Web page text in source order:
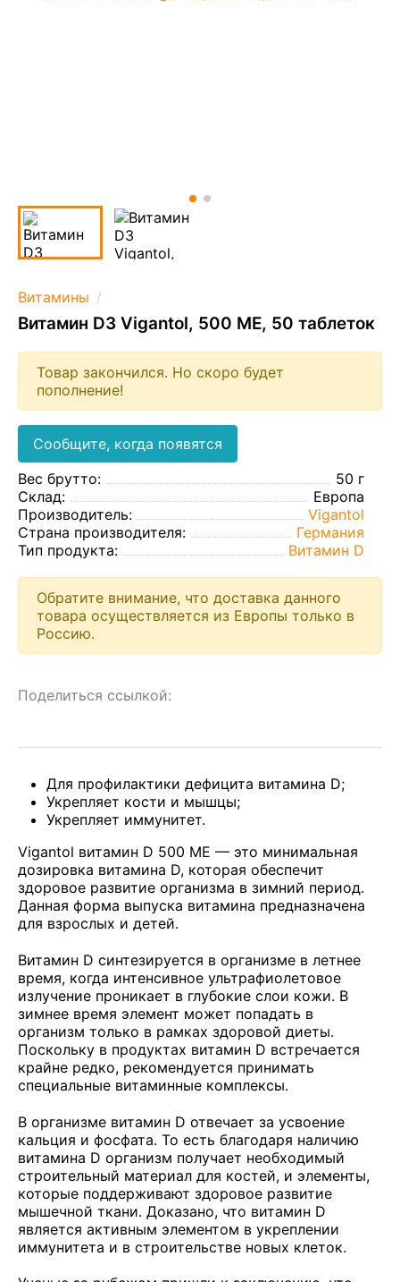
Витамины
Витамин D3 Vigantol, 500 МЕ, 50 таблеток
Товар закончился. Но скоро будет
пополнение!
Сообщите, когда появятся
Вес брутто:
50 г
Склад:
Европа
Производитель:
Vigantol
Страна производителя:
Германия
Тип продукта:
Витамин D
Обратите внимание, что доставка данного
товара осуществляется из Европы только в
Россию.
Поделиться ссылкой:
Для профилактики дефицита витамина D;
Укрепляет кости и мышцы;
Укрепляет иммунитет.
Vigantol витамин D 500 МЕ — это минимальная
дозировка витамина D, которая обеспечит
здоровое развитие организма в зимний период.
Данная форма выпуска витамина предназначена
для взрослых и детей.
Витамин D синтезируется в организме в летнее
время, когда интенсивное ультрафиолетовое
излучение проникает в глубокие слои кожи. В
зимнее время элемент может попадать в
организм только в рамках здоровой диеты.
Поскольку в продуктах витамин D встречается
крайне редко, рекомендуется принимать
специальные витаминные комплексы.
В организме витамин D отвечает за усвоение
кальция и фосфата. То есть благодаря наличию
витамина D организм получает необходимый
строительный материал для костей, и элементы,
которые поддерживают здоровое развитие
мышечной ткани. Доказано, что витамин D
является активным элементом в укреплении
иммунитета и в строительстве новых клеток.